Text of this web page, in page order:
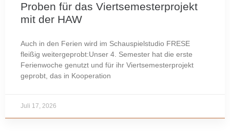
Proben für das Viertsemesterprojekt
mit der HAW
Auch in den Ferien wird im Schauspielstudio FRESE
fleißig weitergeprobt:Unser 4. Semester hat die erste
Ferienwoche genutzt und für ihr Viertsemesterprojekt
geprobt, das in Kooperation
Juli 17, 2026